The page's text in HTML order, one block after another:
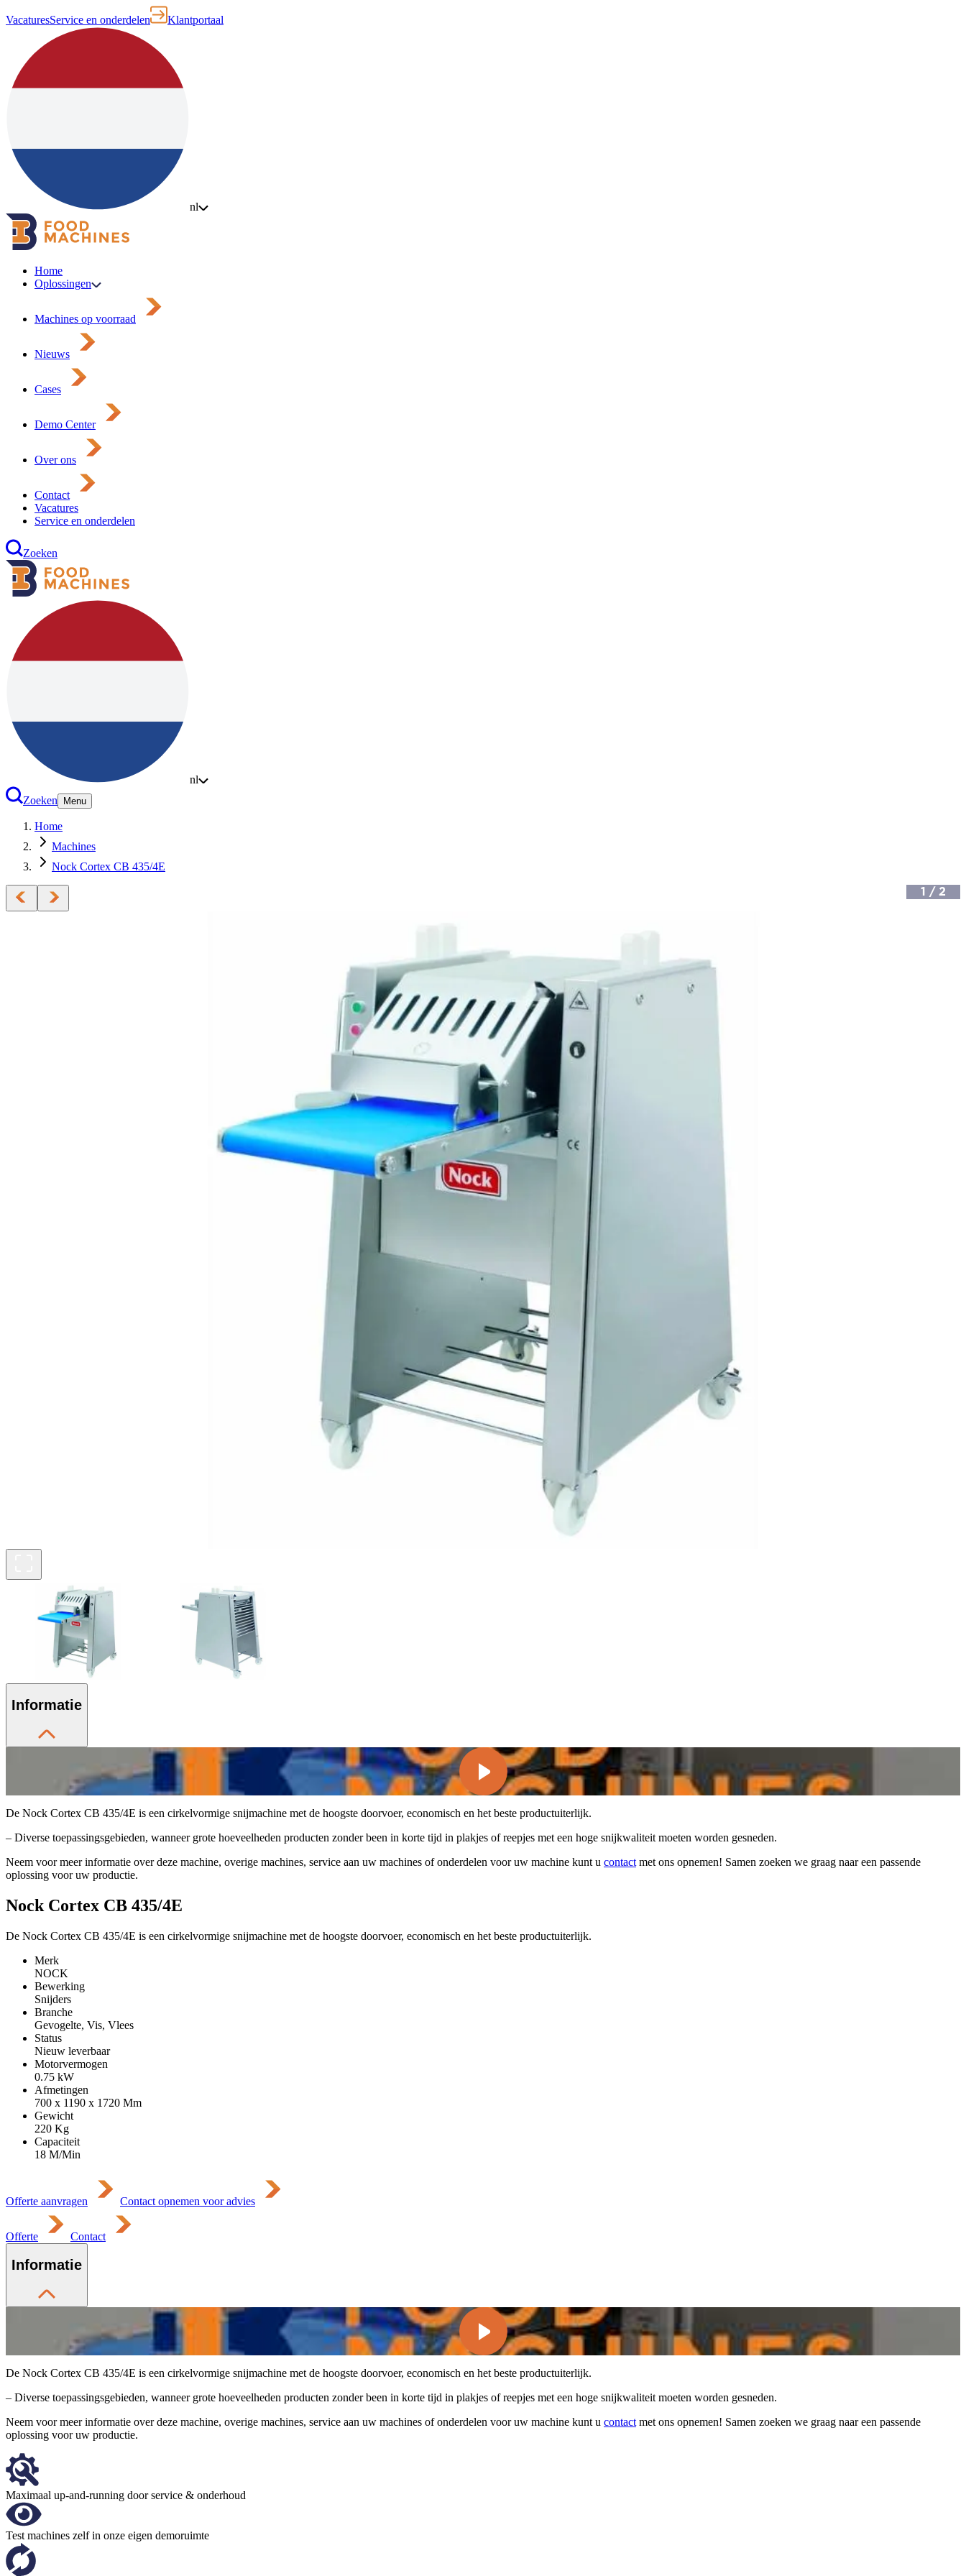
VacaturesService en onderdelen Klantportaal
nl
Home
Oplossingen
Machines op voorraad
Nieuws
Cases
Demo Center
Over ons
Contact
Vacatures
Service en onderdelen
Zoeken
nl
Zoeken
Menu
Home
Machines
Nock Cortex CB 435/4E
1 / 2
Informatie
De Nock Cortex CB 435/4E is een cirkelvormige snijmachine met de hoogste doorvoer, economisch en het beste productuiterlijk.
– Diverse toepassingsgebieden, wanneer grote hoeveelheden producten zonder been in korte tijd in plakjes of reepjes met een hoge snijkwaliteit moeten worden gesneden.
Neem voor meer informatie over deze machine, overige machines, service aan uw machines of onderdelen voor uw machine kunt u contact met ons opnemen! Samen zoeken we graag naar een passende
oplossing voor uw productie.
Nock Cortex CB 435/4E
De Nock Cortex CB 435/4E is een cirkelvormige snijmachine met de hoogste doorvoer, economisch en het beste productuiterlijk.
Merk
NOCK
Bewerking
Snijders
Branche
Gevogelte, Vis, Vlees
Status
Nieuw leverbaar
Motorvermogen
0.75 kW
Afmetingen
700 x 1190 x 1720 Mm
Gewicht
220 Kg
Capaciteit
18 M/Min
Offerte aanvragen Contact opnemen voor advies
Offerte Contact
Informatie
De Nock Cortex CB 435/4E is een cirkelvormige snijmachine met de hoogste doorvoer, economisch en het beste productuiterlijk.
– Diverse toepassingsgebieden, wanneer grote hoeveelheden producten zonder been in korte tijd in plakjes of reepjes met een hoge snijkwaliteit moeten worden gesneden.
Neem voor meer informatie over deze machine, overige machines, service aan uw machines of onderdelen voor uw machine kunt u contact met ons opnemen! Samen zoeken we graag naar een passende
oplossing voor uw productie.
Maximaal up-and-running door service & onderhoud
Test machines zelf in onze eigen demoruimte